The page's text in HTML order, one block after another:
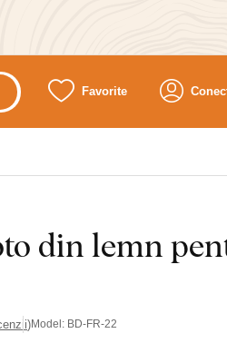
Favorite
din lemn
)Model: BD-FR-22